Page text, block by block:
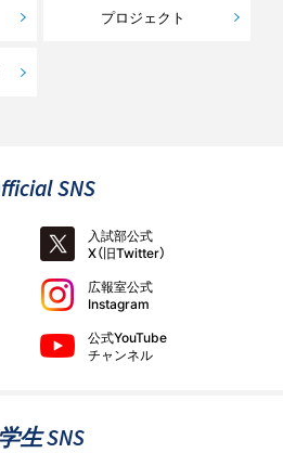
プロジェクト
SNS
入試部公式
X（旧Twitter）
広報室公式
Instagram
公式YouTube
チャンネル
生 SNS